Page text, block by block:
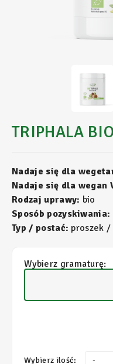
TRIPHALA
Nadaje się dla
Nadaje się dla wegan
Rodzaj uprawy: bio
Sposób pozyskiwania:
Typ / postać: proszek
Wybierz gramaturę:
Wybierz ilość: -